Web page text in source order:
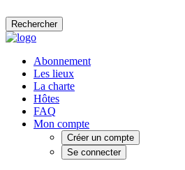
Rechercher
Abonnement
Les lieux
La charte
Hôtes
FAQ
Mon compte
Créer un compte
Se connecter